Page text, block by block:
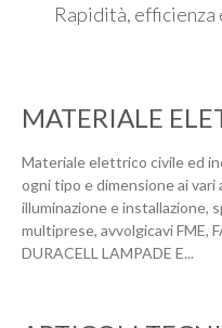
Rapidità,
MATERIALE
Materiale elettrico civile ed
ogni tipo e dimensione ai vari
illuminazione e installazione,
multiprese, avvolgicavi FME,
DURACELL LAMPADE E...